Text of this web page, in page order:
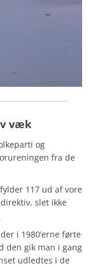
væk
og
fra de
117 ud af vore
slet ikke
i 1980’erne førte
den gik man i gang
udledtes i de